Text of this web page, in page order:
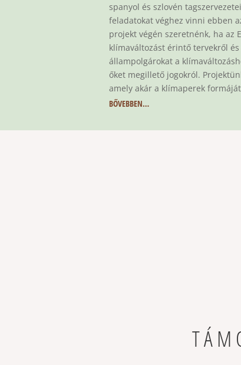
spanyol és szlovén
feladatokat véghez vinni ebben
projekt végén szeretnénk, ha az
klímaváltozást érintő tervekről
állampolgárokat a
őket megillető jogokról.
amely akár a klímaperek
BŐVEBBEN…